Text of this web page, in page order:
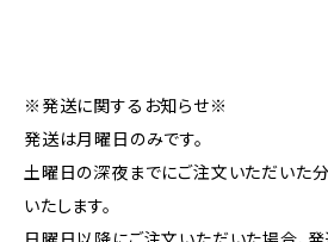
※発送に関するお知らせ※
発送は月曜日のみです。
土曜日の深夜までにご注文いただいた
いたします。